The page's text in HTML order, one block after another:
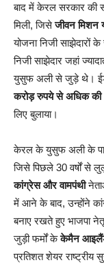
बाद में केरल सरकार की
मिली, जिसेजीवन मिशन
योजना निजी
निजी साझेदार जहां
युसुफ अली से जुड़े थे।
करोड़ रुपये से अधिक की
लिए बुलाया।
केरल के युसुफ अली के
जिसे पिछले 30 वर्षों से
कांग्रेस और वामपंथी
में आने के बाद, उन्होंने
बनाए रखते हुए भाजपा
जुड़ी फर्मों केकेमैन
प्रतिशत शेयर राष्ट्रीय